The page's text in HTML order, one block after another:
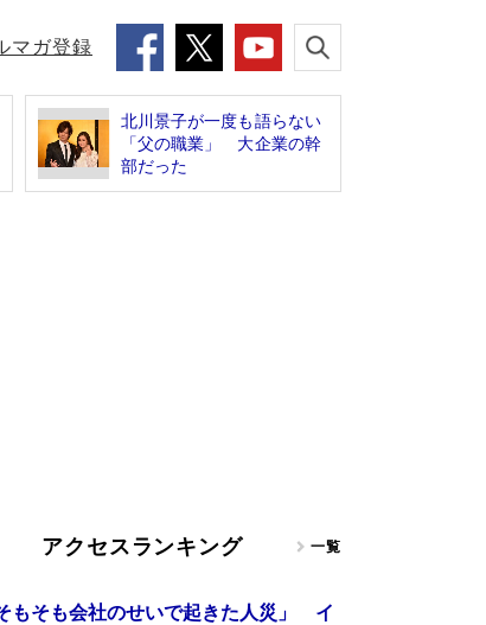
マガ登録
北川景子が一度も語らない
「父の職業」 大企業の幹
部だった
アクセスランキング 一覧
もそも会社のせいで起きた人災」 イ